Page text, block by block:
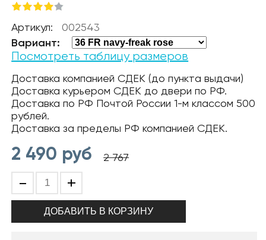
Артикул: 002543
Вариант:
Посмотреть таблицу размеров
Доставка компанией СДЕК (до пункта выдачи)
Доставка курьером СДЕК до двери по РФ.
Доставка по РФ Почтой России 1-м классом 500
рублей.
Доставка за пределы РФ компанией СДЕК.
2 490 руб 2 767
- +